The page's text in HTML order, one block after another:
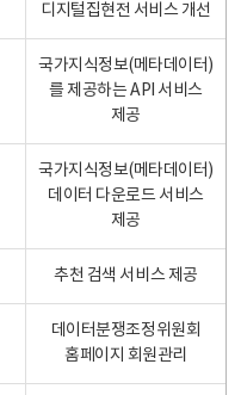
디지털집현전 서비스 개선
국가지식정보(메타데이터)
를 제공하는 API 서비스
제공
국가지식정보(메타데이터)
데이터 다운로드 서비스
제공
추천 검색 서비스 제공
데이터분쟁조정위원회
홈페이지 회원관리